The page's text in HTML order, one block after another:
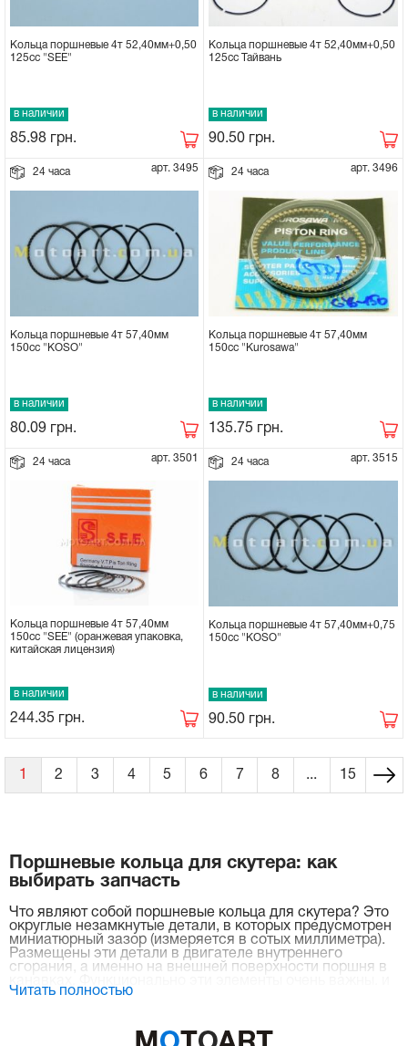
Кольца поршневые 4т 52,40мм+0,50
125сс "SEE"
в наличии
85.98 грн.
Кольца поршневые 4т 52,40мм+0,50
125сс Тайвань
в наличии
90.50 грн.
24 часа арт. 3495
Кольца поршневые 4т 57,40мм
150сс "KOSO"
в наличии
80.09 грн.
24 часа арт. 3496
Кольца поршневые 4т 57,40мм
150сс "Kurosawa"
в наличии
135.75 грн.
24 часа арт. 3501
Кольца поршневые 4т 57,40мм
150сс "SEE" (оранжевая упаковка,
китайская лицензия)
в наличии
244.35 грн.
24 часа арт. 3515
Кольца поршневые 4т 57,40мм+0,75
150сс "KOSO"
в наличии
90.50 грн.
1 2 3 4 5 6 7 8 ... 15
Поршневые кольца для скутера: как
выбирать запчасть
Что являют собой поршневые кольца для скутера? Это
округлые незамкнутые детали, в которых предусмотрен
миниатюрный зазор (измеряется в сотых миллиметра).
Размещены эти детали в двигателе внутреннего
сгорания, а именно на внешней поверхности поршня в
вот почему:
камеры сгорания;
Читать полностью